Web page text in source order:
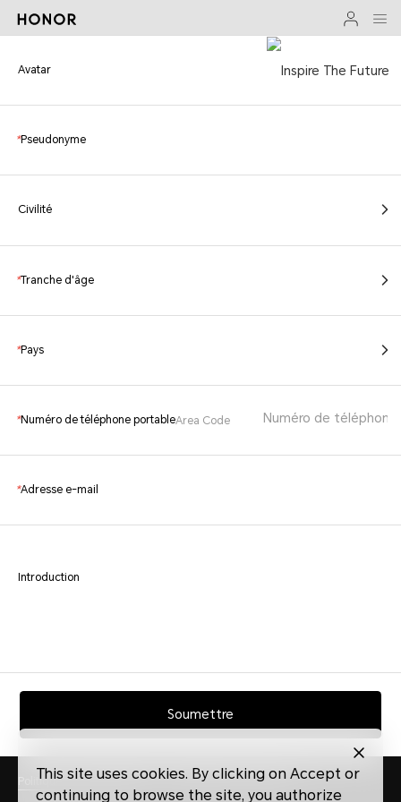
Avatar
*Pseudonyme
Civilité
*Tranche d'âge
*Pays
*Numéro de téléphone portableArea Code
*Adresse e-mail
Introduction
Soumettre
Politique de confidentialité Règlement du concours
This site uses cookies. By clicking on Accept or
continuing to browse the site, you authorize